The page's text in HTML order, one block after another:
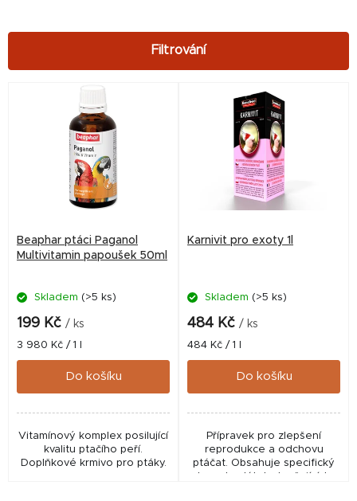
o
Beaphar ptáci Paganol
Multivitamin papoušek 50ml
Skladem (>5 ks)
199 Kč / ks
Měrná
cena:
3 980 Kč / 1 l
Do košíku
Vitamínový komplex posilující
kvalitu ptačího peří.
Doplňkové krmivo pro ptáky.
Karnivit pro exoty 1l
Skladem (>5 ks)
484 Kč / ks
Měrná
cena:
484 Kč / 1 l
Do košíku
Přípravek pro zlepšení
reprodukce a odchovu
ptáčat. Obsahuje specifický
komplex látek zlepšujících